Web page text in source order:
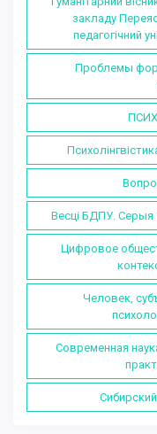
закладу
педагогічний
Проблемы
Весцi БДПУ. Серыя
Цифровое
Человек,
Современная